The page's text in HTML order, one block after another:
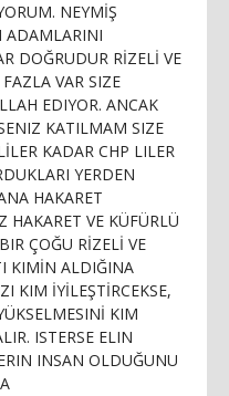
NEYMİŞ
ADAMLARINI
DOĞRUDUR RİZELİ VE
VAR SIZE
EDIYOR. ANCAK
KATILMAM SIZE
KADAR CHP LILER
YERDEN
HAKARET
HAKARET VE KÜFÜRLÜ
ÇOĞU RİZELİ VE
KIMİN ALDIĞINA
KIM İYİLEŞTİRCEKSE,
KIM
ISTERSE ELIN
INSAN OLDUĞUNU